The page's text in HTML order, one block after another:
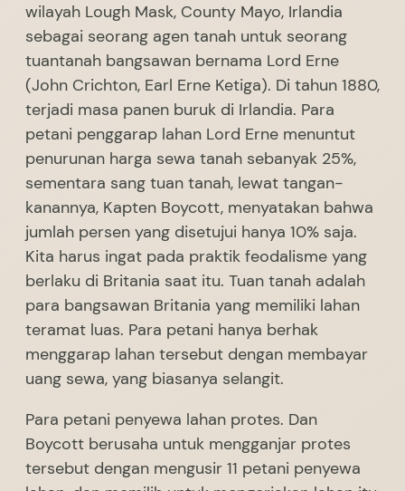
wilayah Lough Mask, County Mayo, Irlandia
sebagai seorang agen tanah untuk seorang
tuantanah bangsawan bernama Lord Erne
(John Crichton, Earl Erne Ketiga). Di tahun 1880,
terjadi masa panen buruk di Irlandia. Para
petani penggarap lahan Lord Erne menuntut
penurunan harga sewa tanah sebanyak 25%,
sementara sang tuan tanah, lewat tangan-
kanannya, Kapten Boycott, menyatakan bahwa
jumlah persen yang disetujui hanya 10% saja.
Kita harus ingat pada praktik feodalisme yang
berlaku di Britania saat itu. Tuan tanah adalah
para bangsawan Britania yang memiliki lahan
teramat luas. Para petani hanya berhak
menggarap lahan tersebut dengan membayar
uang sewa, yang biasanya selangit.
Para petani penyewa lahan protes. Dan
Boycott berusaha untuk mengganjar protes
tersebut dengan mengusir 11 petani penyewa